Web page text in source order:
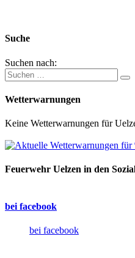
Suche
Suchen nach:
Wetterwarnungen
Keine Wetterwarnungen für
Feuerwehr Uelzen in den
bei facebook
bei facebook